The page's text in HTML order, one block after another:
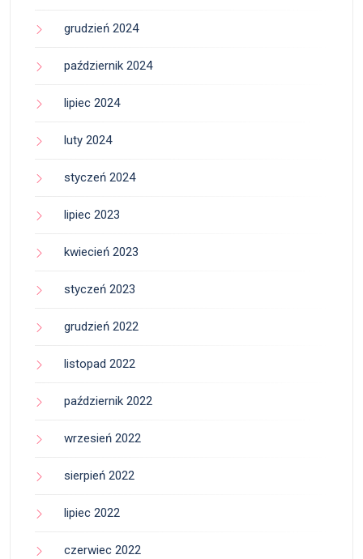
grudzień 2024
październik 2024
lipiec 2024
luty 2024
styczeń 2024
lipiec 2023
kwiecień 2023
styczeń 2023
grudzień 2022
listopad 2022
październik 2022
wrzesień 2022
sierpień 2022
lipiec 2022
czerwiec 2022